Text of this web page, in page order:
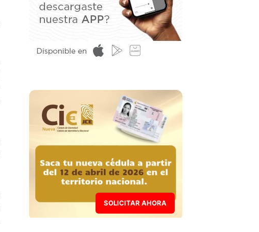
SOLICITAR AHORA